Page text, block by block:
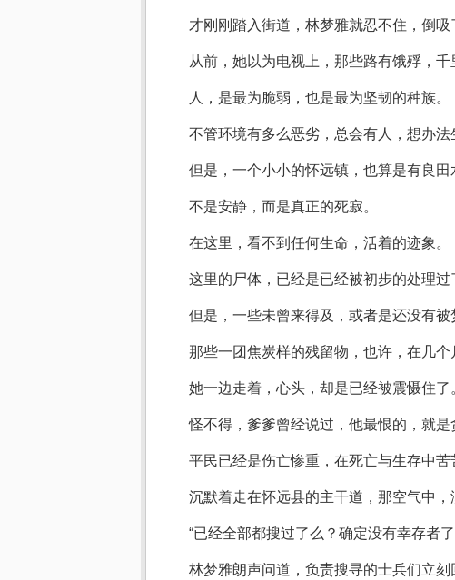
才刚刚踏入街道，林梦雅就忍不住，倒吸
从前，她以为电视上，那些路有饿殍，
人，是最为脆弱，也是最为坚韧的种族。
不管环境有多么恶劣，总会有人，想办法
但是，一个小小的怀远镇，也算是有良田
不是安静，而是真正的死寂。
在这里，看不到任何生命，活着的迹象。
这里的尸体，已经是已经被初步的处理过
但是，一些未曾来得及，或者是还没有
那些一团焦炭样的残留物，也许，在几
她一边走着，心头，却是已经被震慑住了
怪不得，爹爹曾经说过，他最恨的，就是
平民已经是伤亡惨重，在死亡与生存中
沉默着走在怀远县的主干道，那空气中
“已经全部都搜过了么？确定没有幸存者
林梦雅朗声问道，负责搜寻的士兵们立